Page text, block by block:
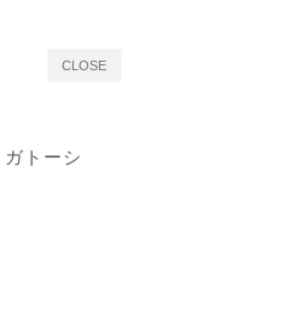
CLOSE
トーシ